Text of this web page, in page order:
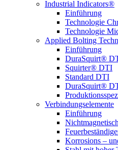
Industrial Indicators®
Einführung
Technologie
Technologie
Applied Bolting
Einführung
DuraSquirt®
Squirter® DTI
Standard DTI
DuraSquirt®
Verbindungselemente
Einführung
Korrosions –